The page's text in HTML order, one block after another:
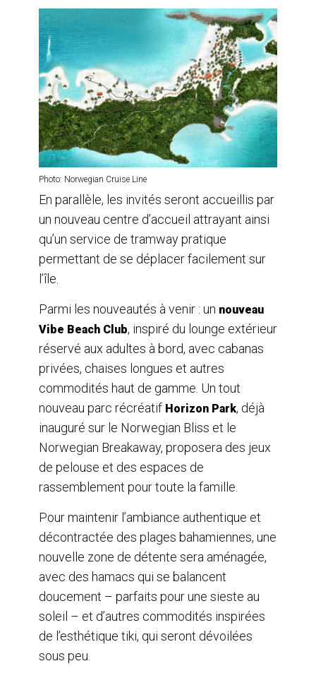
Photo: Norwegian Cruise Line
En parallèle, les invités seront accueillis par
un nouveau centre d’accueil attrayant ainsi
qu’un service de tramway pratique
permettant de se déplacer facilement sur
l’île.
Parmi les nouveautés à venir : un nouveau
Vibe Beach Club, inspiré du lounge extérieur
réservé aux adultes à bord, avec cabanas
privées, chaises longues et autres
commodités haut de gamme. Un tout
nouveau parc récréatif Horizon Park, déjà
inauguré sur le Norwegian Bliss et le
Norwegian Breakaway, proposera des jeux
de pelouse et des espaces de
rassemblement pour toute la famille.
Pour maintenir l’ambiance authentique et
décontractée des plages bahamiennes, une
nouvelle zone de détente sera aménagée,
avec des hamacs qui se balancent
doucement – parfaits pour une sieste au
soleil – et d’autres commodités inspirées
de l’esthétique tiki, qui seront dévoilées
sous peu.